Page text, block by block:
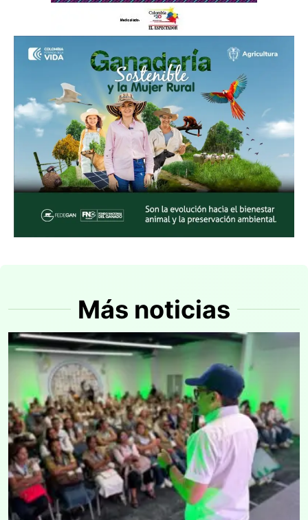
Más noticias